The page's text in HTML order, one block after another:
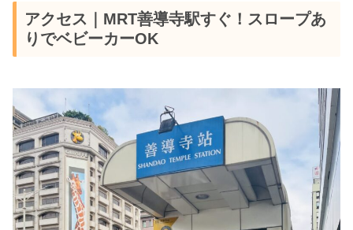
アクセス｜MRT善導寺駅すぐ！スロープあ
りでベビーカーOK